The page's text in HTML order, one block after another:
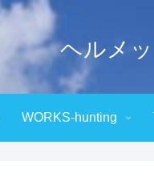
ヘルメ
WORKS-hunting